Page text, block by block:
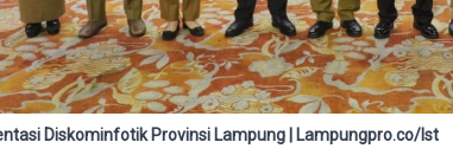
Diskominfotik Provinsi Lampung | Lampungpro.co/Ist